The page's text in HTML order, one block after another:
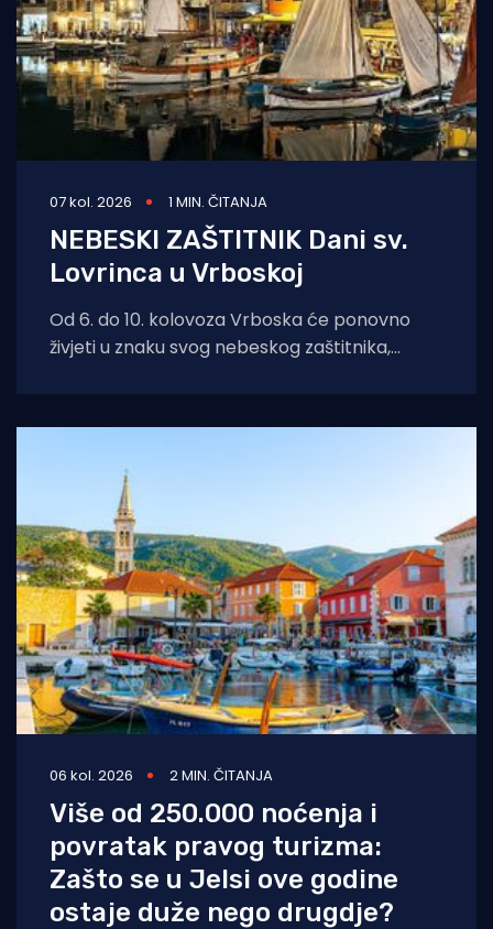
07 kol. 2026 1 MIN. ČITANJA
NEBESKI ZAŠTITNIK Dani sv.
Lovrinca u Vrboskoj
Od 6. do 10. kolovoza Vrboska će ponovno
živjeti u znaku svog nebeskog zaštitnika,
06 kol. 2026 2 MIN. ČITANJA
Više od 250.000 noćenja i
povratak pravog turizma:
Zašto se u Jelsi ove godine
ostaje duže nego drugdje?